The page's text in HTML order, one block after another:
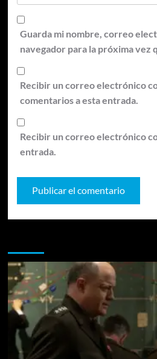
Guarda mi nombre, correo
navegador para la próxima vez
Recibir un correo electrónico
comentarios a esta entrada.
Recibir un correo electrónico
entrada.